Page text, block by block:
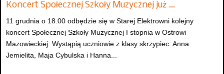
Koncert Społecznej Szkoły Muzycznej już …
11 grudnia o 18.00 odbędzie się w Starej Elektrowni kolejny
koncert Społecznej Szkoły Muzycznej I stopnia w Ostrowi
Mazowieckiej. Wystąpią uczniowie z klasy skrzypiec: Anna
Jemielita, Maja Cybulska i Hanna...